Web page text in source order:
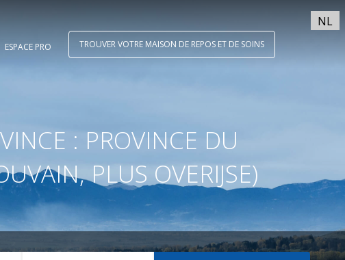
NL
ESPACE PRO TROUVER VOTRE MAISON DE REPOS ET DE SOINS
: PROVINCE DU
PLUS OVERIJSE)